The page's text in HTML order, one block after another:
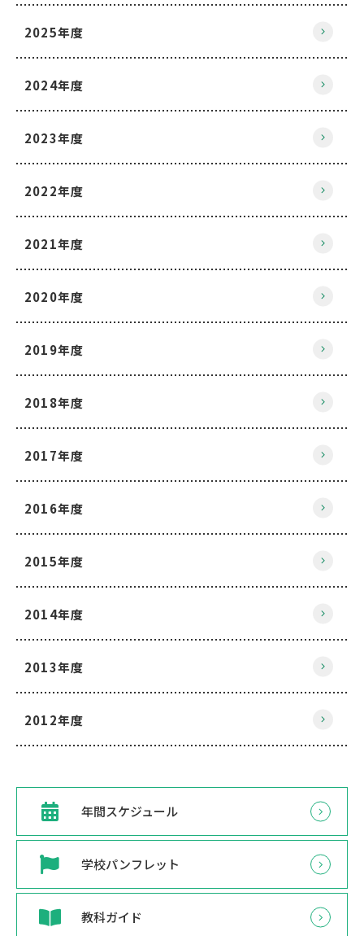
2025年度
2024年度
2023年度
2022年度
2021年度
2020年度
2019年度
2018年度
2017年度
2016年度
2015年度
2014年度
2013年度
2012年度
年間スケジュール
学校パンフレット
教科ガイド